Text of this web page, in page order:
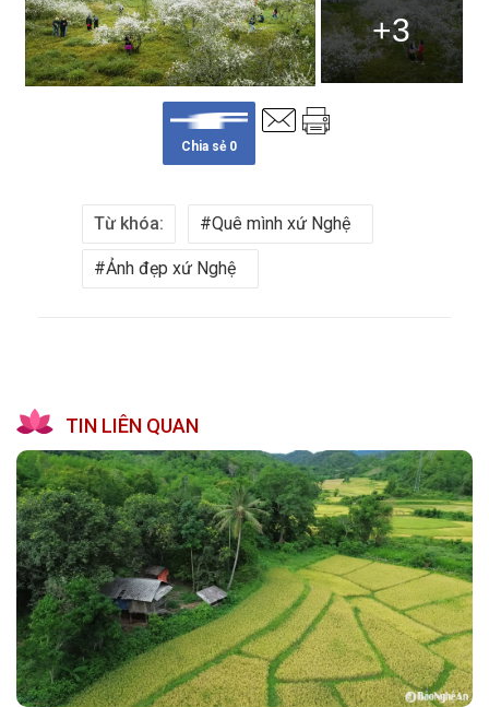
+3
Chia sẻ 0
Từ khóa: Quê mình xứ Nghệ
Ảnh đẹp xứ Nghệ
TIN LIÊN QUAN